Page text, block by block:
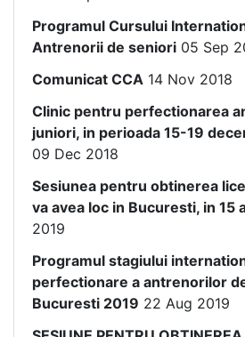
Programul Cursului
Antrenorii de seniori 05 Sep
Comunicat CCA 14 Nov 2018
Clinic pentru perfectionarea
juniori, in perioada 15-19
09 Dec 2018
Sesiunea pentru obtinerea
va avea loc in Bucuresti, in 15
2019
Programul stagiului
perfectionare a antrenorilor
Bucuresti 2019 22 Aug 2019